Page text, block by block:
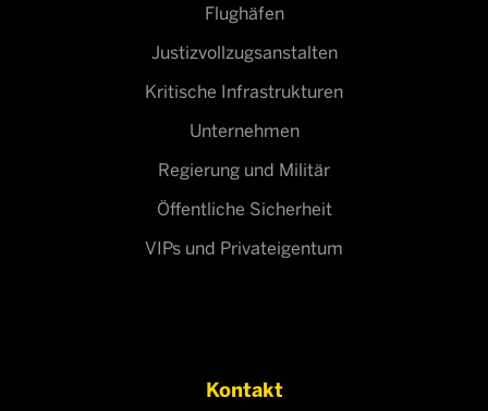
Flughäfen
Justizvollzugsanstalten
Kritische Infrastrukturen
Unternehmen
Regierung und Militär
Öffentliche Sicherheit
VIPs und Privateigentum
Kontakt